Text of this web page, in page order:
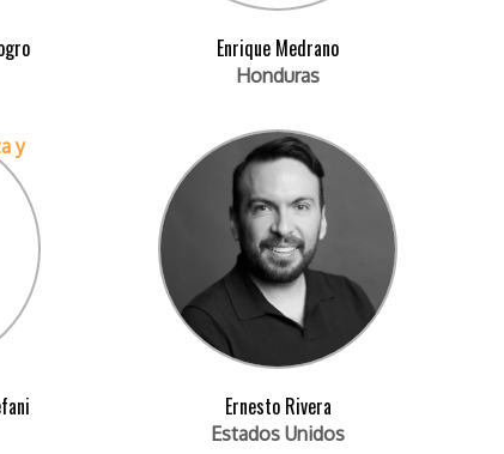
Enrique Medrano
Honduras
Ernesto Rivera
Estados Unidos